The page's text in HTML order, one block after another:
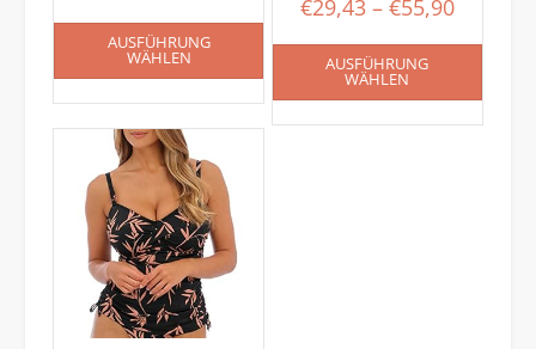
€29,43– €55,90
AUSFÜHRUNG
WÄHLEN
AUSFÜHRUNG
WÄHLEN